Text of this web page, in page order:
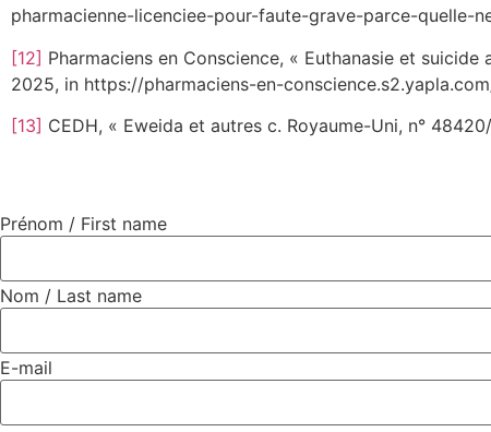
pharmacienne-licenciee-pour-faute-grave-parce-
[12] Pharmaciens en Conscience, « Euthanasie et
2025, in https://pharmaciens-en-
[13] CEDH, « Eweida et autres c. Royaume-Uni, n°
Prénom / First name
Nom / Last name
E-mail